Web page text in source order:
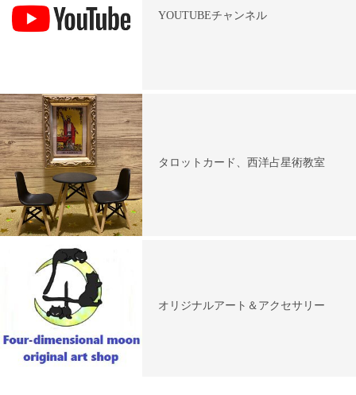
YOUTUBEチャンネル
タロットカード、西洋占星術教室
オリジナルアート＆アクセサリー